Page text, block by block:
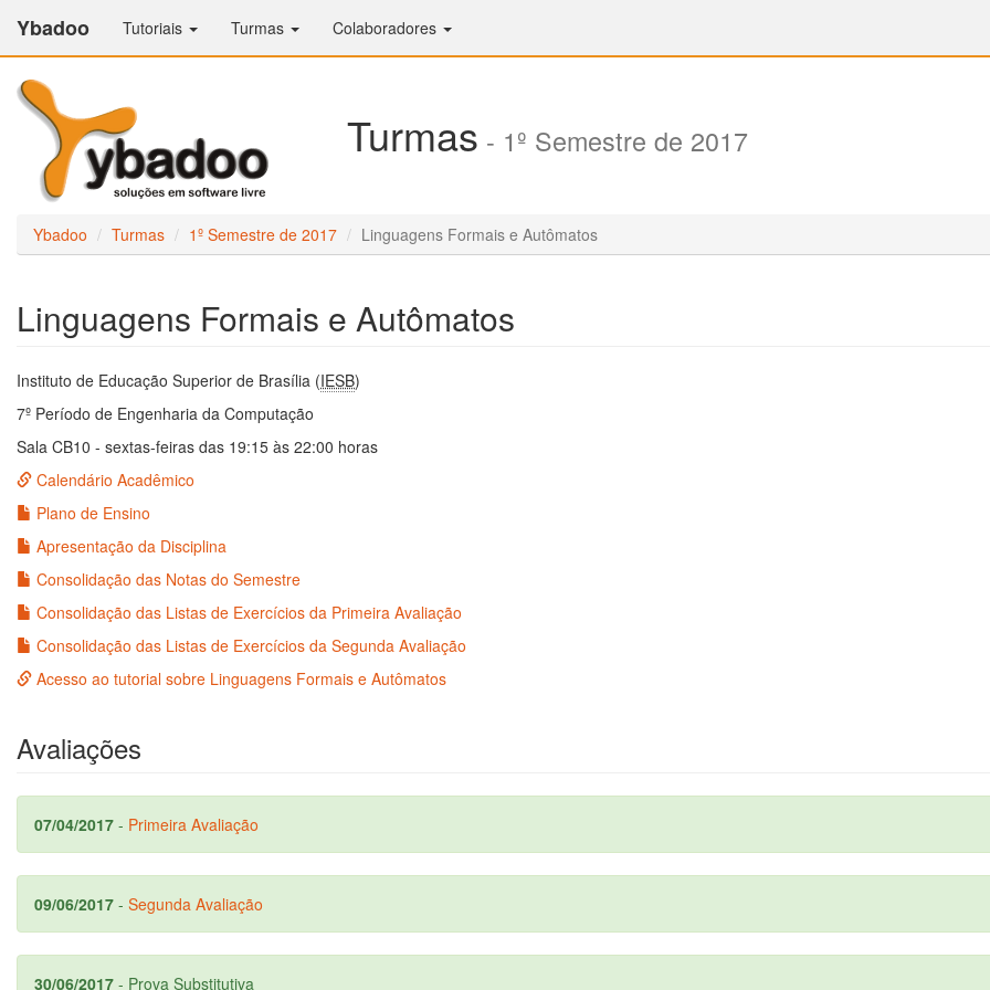
Ybadoo Tutoriais Turmas Colaboradores
Turmas - 1º Semestre de 2017
Ybadoo Turmas 1º Semestre de 2017 Linguagens Formais e Autômatos
Linguagens Formais e Autômatos
Instituto de Educação Superior de Brasília (IESB)
7º Período de Engenharia da Computação
Sala CB10 - sextas-feiras das 19:15 às 22:00 horas
Calendário Acadêmico
Plano de Ensino
Apresentação da Disciplina
Consolidação das Notas do Semestre
Consolidação das Listas de Exercícios da Primeira Avaliação
Consolidação das Listas de Exercícios da Segunda Avaliação
Acesso ao tutorial sobre Linguagens Formais e Autômatos
Avaliações
07/04/2017 - Primeira Avaliação
09/06/2017 - Segunda Avaliação
30/06/2017 - Prova Substitutiva